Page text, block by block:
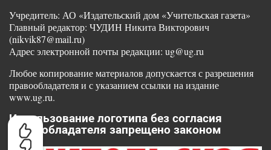
Учредитель: АО «Издательский дом «Учительская газета»
Главный редактор: ЧУДИН Никита Викторович
(nikvik87@mail.ru)
Адрес электронной почты редакции: ug@ug.ru
Любое копирование материалов допускается с разрешения
правообладателя и с указанием ссылки на издание
www.ug.ru.
Использование логотипа без согласия
правообладателя запрещено законом